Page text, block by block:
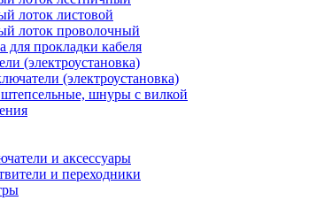
лоток листовой
лоток проволочный
для прокладки кабеля
(электроустановка)
(электроустановка)
шнуры с вилкой
и аксессуары
и переходники